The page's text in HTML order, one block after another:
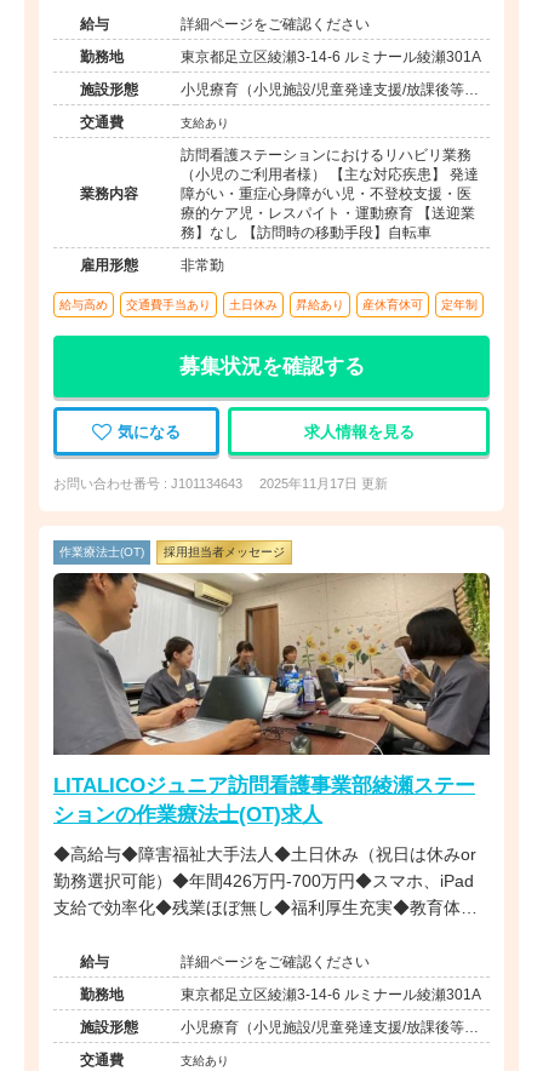
給与
詳細ページをご確認ください
勤務地
東京都足立区綾瀬3-14-6 ルミナール綾瀬301A
施設形態
小児療育（小児施設/児童発達支援/放課後等デ
イサービス）
交通費 支給あり
業務内容
訪問看護ステーションにおけるリハビリ業務
（小児のご利用者様） 【主な対応疾患】 発達
障がい・重症心身障がい児・不登校支援・医
療的ケア児・レスパイト・運動療育 【送迎業
務】なし 【訪問時の移動手段】自転車
雇用形態
非常勤
給与高め 交通費手当あり 土日休み 昇給あり 産休育休可 定年制
募集状況を確認する
気になる 求人情報を見る
お問い合わせ番号 : J101134643 2025年11月17日 更新
作業療法士(OT) 採用担当者メッセージ
LITALICOジュニア訪問看護事業部綾瀬ステー
ションの作業療法士(OT)求人
◆高給与◆障害福祉大手法人◆土日休み（祝日は休みor
勤務選択可能）◆年間426万円-700万円◆スマホ、iPad
支給で効率化◆残業ほぼ無し◆福利厚生充実◆教育体制
給与
詳細ページをご確認ください
勤務地
東京都足立区綾瀬3-14-6 ルミナール綾瀬301A
施設形態
小児療育（小児施設/児童発達支援/放課後等デ
イサービス）
交通費 支給あり